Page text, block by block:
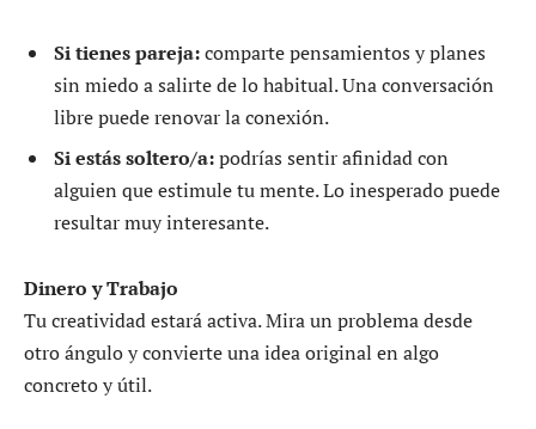
Si tienes pareja:comparte pensamientos y planes
sin miedo a salirte de lo habitual. Una conversación
libre puede renovar la conexión.
Si estás soltero/a:podrías sentir afinidad con
alguien que estimule tu mente. Lo inesperado puede
resultar muy interesante.
Dinero y Trabajo
Tu creatividad estará activa. Mira un problema desde
otro ángulo y convierte una idea original en algo
concreto y útil.